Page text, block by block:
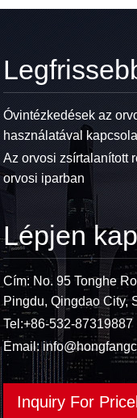
Óvintézkedések az
használatával
Az orvosi zsírtalanított
orvosi iparban
Lépjen
Cím: No. 95 Tonghe
Pingdu, Qingdao City,
Tel:+86-532-87319887
Email:
Inquiry For